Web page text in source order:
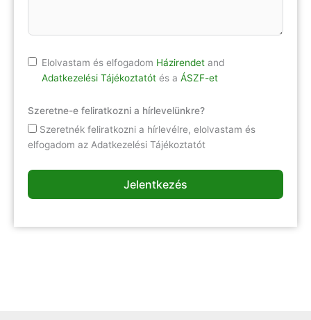
Elolvastam és elfogadom Házirendet and
Adatkezelési Tájékoztatót és a ÁSZF-et
Szeretne-e feliratkozni a hírlevelünkre?
Szeretnék feliratkozni a hírlevélre, elolvastam és
elfogadom az Adatkezelési Tájékoztatót
Jelentkezés